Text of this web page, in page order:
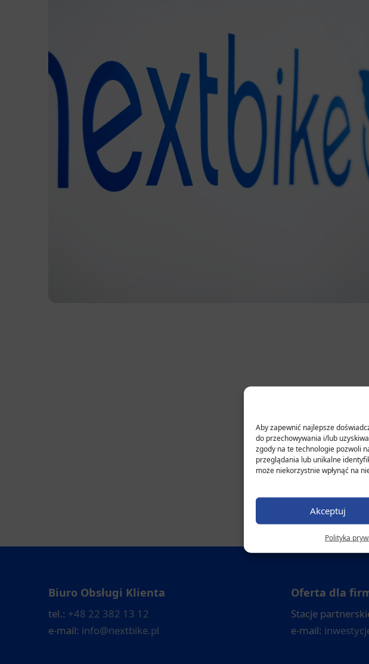
Aby zapewnić najlepsze
do przechowywania i/lub
zgody na te technologie pozwoli
przeglądania lub unikalne
może niekorzystnie wpłynąć na
Akceptuj
Polityka
Biuro Obsługi Klienta
tel.: +48 22 382 13 12
e-mail: info@nextbike.pl
Oferta dla
Stacje
e-mail: